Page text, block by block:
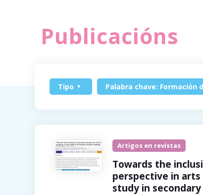
Publicacións
Tipo Palabra chave: Formación
Artigos en revistas
Towards the
perspective in arts
study in